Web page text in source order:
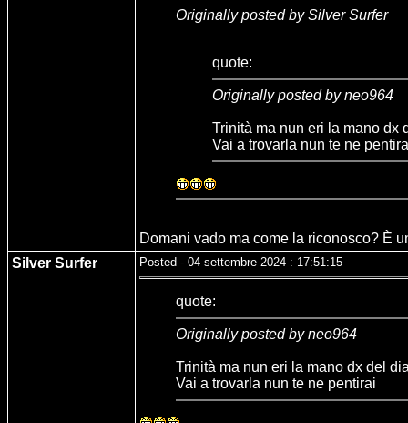
Originally posted by Silver Surfer
quote:
Originally posted by neo964
Trinità ma nun eri la mano dx
Vai a trovarla nun te ne
Domani vado ma come la riconosco? È
Silver Surfer
Posted - 04 settembre 2024 : 17:51:15
quote:
Originally posted by neo964
Trinità ma nun eri la mano dx del
Vai a trovarla nun te ne pentirai